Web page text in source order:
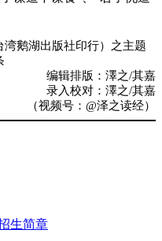
鹅湖出版社印行）之主题
编辑排版：澤之/其嘉
录入校对：澤之/其嘉
（视频号：@泽之读经）
生简章